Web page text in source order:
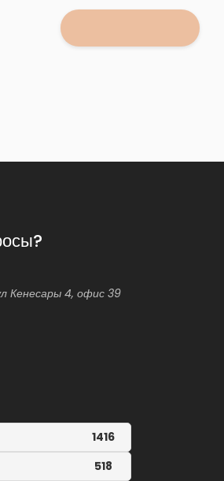
Кенесары 4, офис 39
1416
518